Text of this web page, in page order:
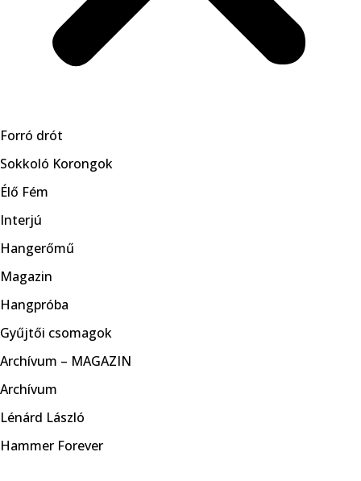
Forró drót
Sokkoló Korongok
Élő Fém
Interjú
Hangerőmű
Magazin
Hangpróba
Gyűjtői csomagok
Archívum – MAGAZIN
Archívum
Lénárd László
Hammer Forever